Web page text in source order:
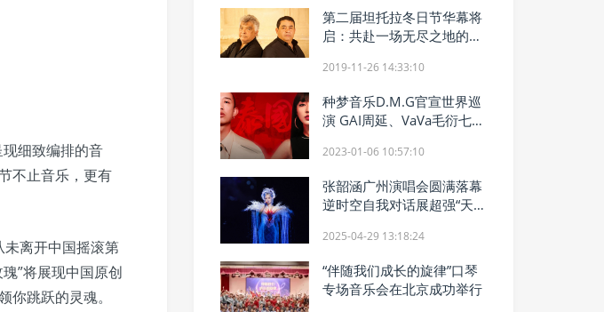
细致编排的音
不止音乐，更有
未离开中国摇滚第
”将展现中国原创
跳跃的灵魂。
第二届坦托拉冬日节华幕将
启：共赴一场无尽之地的永
2019-11-26 14:33:10
种梦音乐D.M.G官宣世界巡
演 GAI周延、VaVa毛衍七开
2023-01-06 10:57:10
张韶涵广州演唱会圆满落幕
逆时空自我对话展超强“天
2025-04-29 13:18:24
“伴随我们成长的旋律”口琴
专场音乐会在北京成功举行